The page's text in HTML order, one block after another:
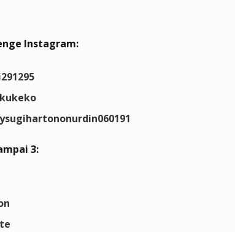
Instagram:
3: